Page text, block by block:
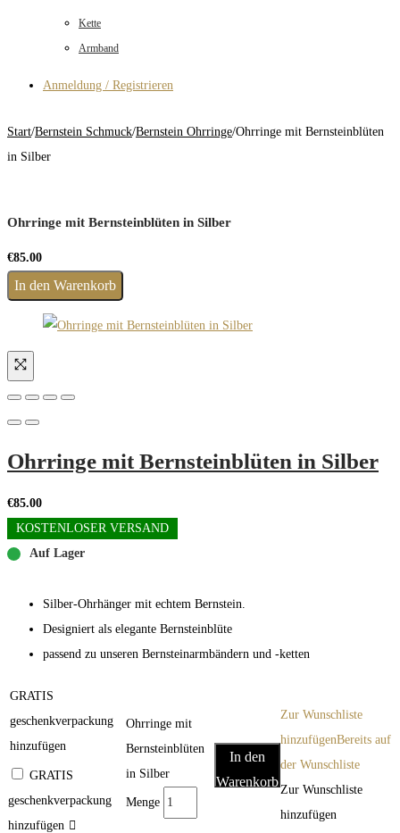
Kette
Armband
Anmeldung / Registrieren
Start/Bernstein Schmuck/Bernstein Ohrringe/Ohrringe mit Bernsteinblüten
in Silber
Ohrringe mit Bernsteinblüten in Silber
€85.00
In den Warenkorb
Ohrringe mit Bernsteinblüten in Silber
€85.00
KOSTENLOSER VERSAND
Auf Lager
Silber-Ohrhänger mit echtem Bernstein.
Designiert als elegante Bernsteinblüte
passend zu unseren Bernsteinarmbändern und -ketten
GRATIS
geschenkverpackung
hinzufügen
GRATIS
geschenkverpackung
hinzufügen
Ohrringe mit
Bernsteinblüten
in Silber
Menge
In den
Warenkorb
Zur Wunschliste
hinzufügenBereits auf
der Wunschliste
Zur Wunschliste
hinzufügen